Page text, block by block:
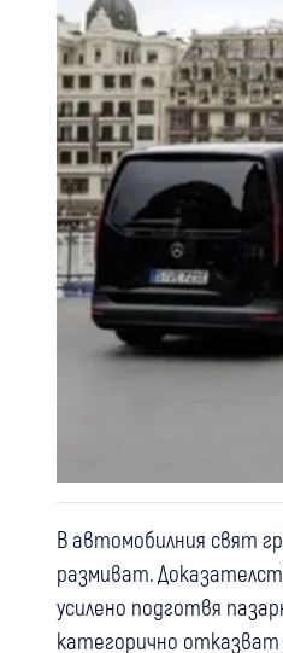
В автомобилния свят
размиват.
усилено подготвя
категорично